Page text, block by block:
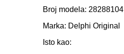
Broj modela: 28288104
Marka: Delphi Original
Isto kao: